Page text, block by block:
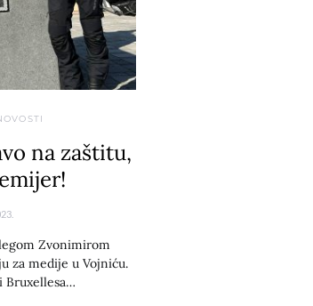
na zaštitu,
Zvonimirom
za medije u Vojniću.
Bruxellesa…